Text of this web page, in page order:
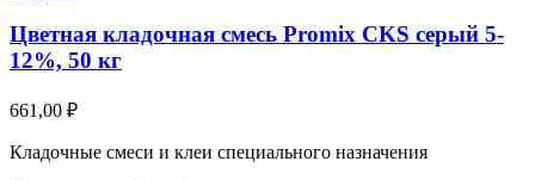
Цветная кладочная смесь Promix CKS серый 5-
12%, 50 кг
661,00 ₽
Кладочные смеси и клеи специального назначения